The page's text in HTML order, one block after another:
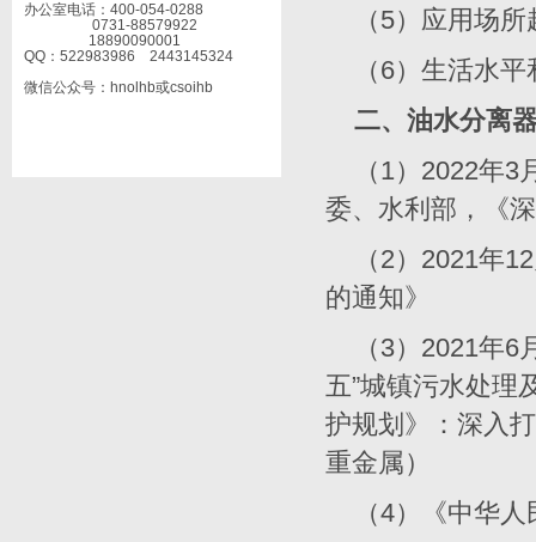
办公室电话：400-054-0288
0731-88579922
18890090001
QQ：522983986 2443145324
微信公众号：hnolhb或csoihb
（5） 应用场所
（6） 生活水平
二、油水分离
（1） 2022年3
委、水利部，《
（2） 2021年12
的通知》
（3） 2021年6
五”城镇污水处理
护规划》：深入
重金属）
（4）
《中华